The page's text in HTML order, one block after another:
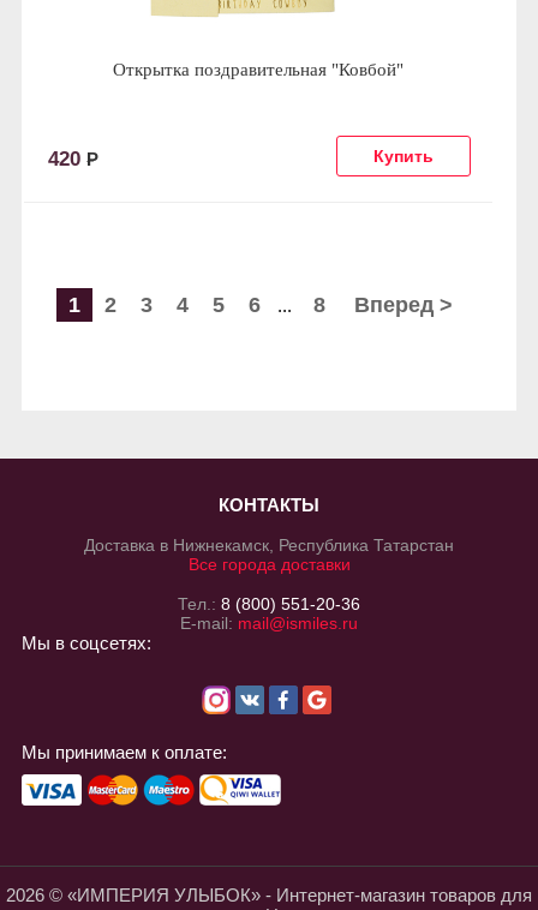
Открытка поздравительная "Ковбой"
420 Р
1 2 3 4 5 6 ... 8 Вперед >
КОНТАКТЫ
Доставка в Нижнекамск, Республика Татарстан
Все города доставки
Тел.: 8 (800) 551-20-36
E-mail: mail@ismiles.ru
Мы в соцсетях:
Мы принимаем к оплате:
2026 © «ИМПЕРИЯ УЛЫБОК» - Интернет-магазин товаров для